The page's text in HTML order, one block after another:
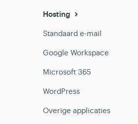
Hosting
Standaard e-mail
Google Workspace
Microsoft 365
WordPress
Overige applicaties